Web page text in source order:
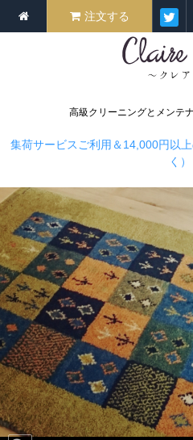
高級クリーニングとメンテ
注文する
集荷サービスご利用＆14,000円以
く）